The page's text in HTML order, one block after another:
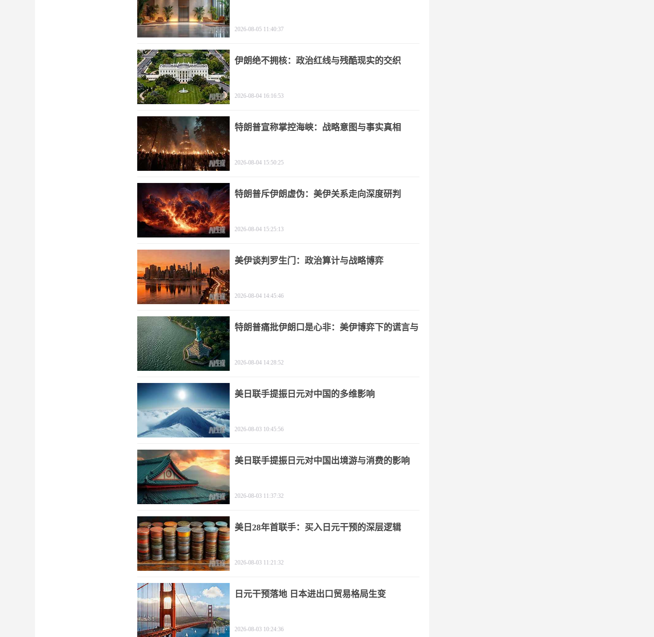
2026-08-05 11:40:37
伊朗绝不拥核：政治红线与残酷现实的交织
2026-08-04 16:16:53
特朗普宣称掌控海峡：战略意图与事实真相
2026-08-04 15:50:25
特朗普斥伊朗虚伪：美伊关系走向深度研判
2026-08-04 15:25:13
美伊谈判罗生门：政治算计与战略博弈
2026-08-04 14:45:46
特朗普痛批伊朗口是心非：美伊博弈下的谎言与
2026-08-04 14:28:52
美日联手提振日元对中国的多维影响
2026-08-03 10:45:56
美日联手提振日元对中国出境游与消费的影响
2026-08-03 11:37:32
美日28年首联手：买入日元干预的深层逻辑
2026-08-03 11:21:32
日元干预落地 日本进出口贸易格局生变
2026-08-03 10:24:36